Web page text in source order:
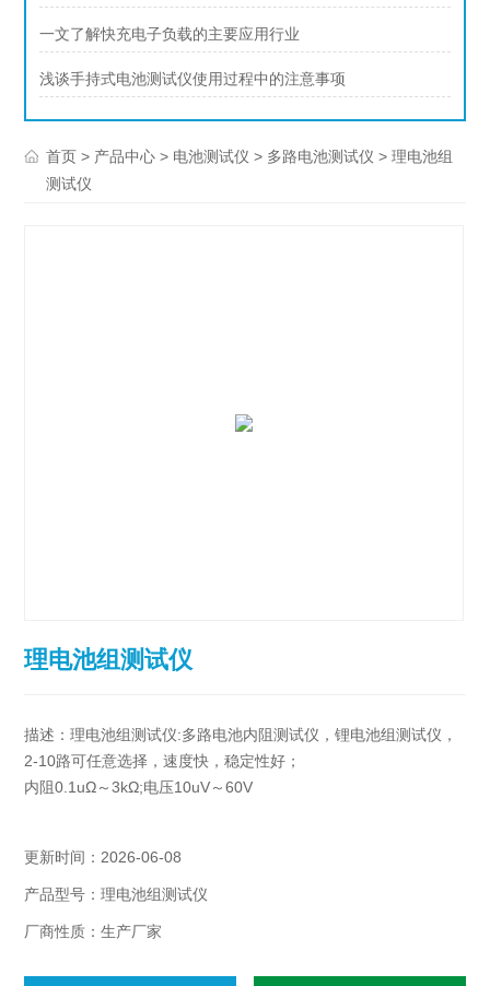
一文了解快充电子负载的主要应用行业
浅谈手持式电池测试仪使用过程中的注意事项
首页 > 产品中心 > 电池测试仪 > 多路电池测试仪 > 理电池组
测试仪
理电池组测试仪
描述：理电池组测试仪:多路电池内阻测试仪，锂电池组测试仪，
2-10路可任意选择，速度快，稳定性好；
内阻0.1uΩ～3kΩ;电压10uV～60V
更新时间：2026-06-08
产品型号：理电池组测试仪
厂商性质：生产厂家